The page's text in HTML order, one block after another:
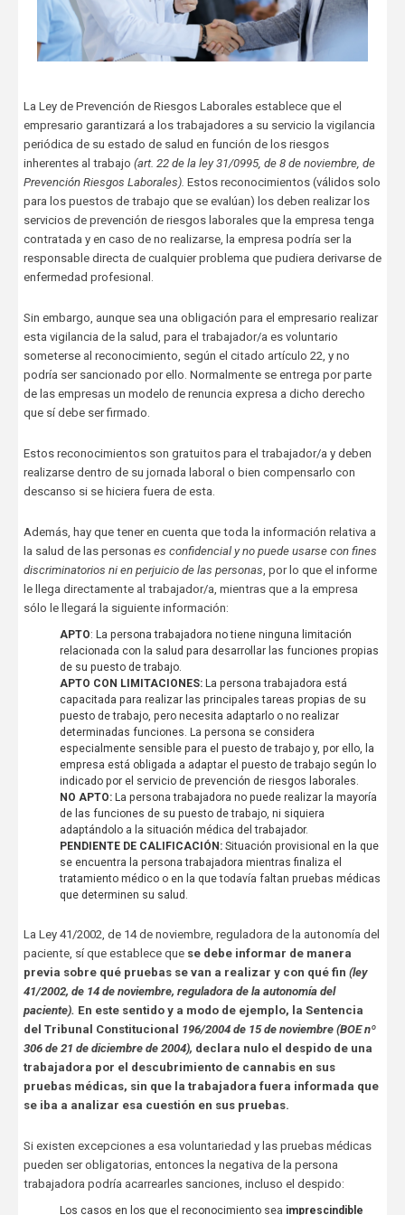
La Ley de Prevención de Riesgos Laborales establece que el
empresario garantizará a los trabajadores a su servicio la vigilancia
periódica de su estado de salud en función de los riesgos
inherentes al trabajo (art. 22 de la ley 31/0995, de 8 de noviembre, de
Prevención Riesgos Laborales). Estos reconocimientos (válidos solo
para los puestos de trabajo que se evalúan) los deben realizar los
servicios de prevención de riesgos laborales que la empresa tenga
contratada y en caso de no realizarse, la empresa podría ser la
responsable directa de cualquier problema que pudiera derivarse de
enfermedad profesional.
Sin embargo, aunque sea una obligación para el empresario realizar
esta vigilancia de la salud, para el trabajador/a es voluntario
someterse al reconocimiento, según el citado artículo 22, y no
podría ser sancionado por ello. Normalmente se entrega por parte
de las empresas un modelo de renuncia expresa a dicho derecho
que sí debe ser firmado.
Estos reconocimientos son gratuitos para el trabajador/a y deben
realizarse dentro de su jornada laboral o bien compensarlo con
descanso si se hiciera fuera de esta.
Además, hay que tener en cuenta que toda la información relativa a
la salud de las personas es confidencial y no puede usarse con fines
discriminatorios ni en perjuicio de las personas, por lo que el informe
le llega directamente al trabajador/a, mientras que a la empresa
sólo le llegará la siguiente información:
APTO: La persona trabajadora no tiene ninguna limitación
relacionada con la salud para desarrollar las funciones propias
de su puesto de trabajo.
APTO CON LIMITACIONES:La persona trabajadora está
capacitada para realizar las principales tareas propias de su
puesto de trabajo, pero necesita adaptarlo o no realizar
determinadas funciones. La persona se considera
especialmente sensible para el puesto de trabajo y, por ello, la
empresa está obligada a adaptar el puesto de trabajo según lo
indicado por el servicio de prevención de riesgos laborales.
NO APTO:La persona trabajadora no puede realizar la mayoría
de las funciones de su puesto de trabajo, ni siquiera
adaptándolo a la situación médica del trabajador.
PENDIENTE DE CALIFICACIÓN:Situación provisional en la que
se encuentra la persona trabajadora mientras finaliza el
tratamiento médico o en la que todavía faltan pruebas médicas
que determinen su salud.
La Ley 41/2002, de 14 de noviembre, reguladora de la autonomía del
paciente, sí que establece que se debe informar de manera
previa sobre qué pruebas se van a realizar y con qué fin (ley
41/2002, de 14 de noviembre, reguladora de la autonomía del
paciente). En este sentido y a modo de ejemplo, la Sentencia
del Tribunal Constitucional 196/2004 de 15 de noviembre (BOE nº
306 de 21 de diciembre de 2004), declara nulo el despido de una
trabajadora por el descubrimiento de cannabis en sus
pruebas médicas, sin que la trabajadora fuera informada que
se iba a analizar esa cuestión en sus pruebas.
Si existen excepciones a esa voluntariedad y las pruebas médicas
pueden ser obligatorias, entonces la negativa de la persona
trabajadora podría acarrearles sanciones, incluso el despido:
Los casos en los que el reconocimiento sea imprescindible